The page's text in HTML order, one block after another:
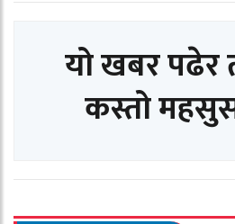
यो खबर पढेर
कस्तो